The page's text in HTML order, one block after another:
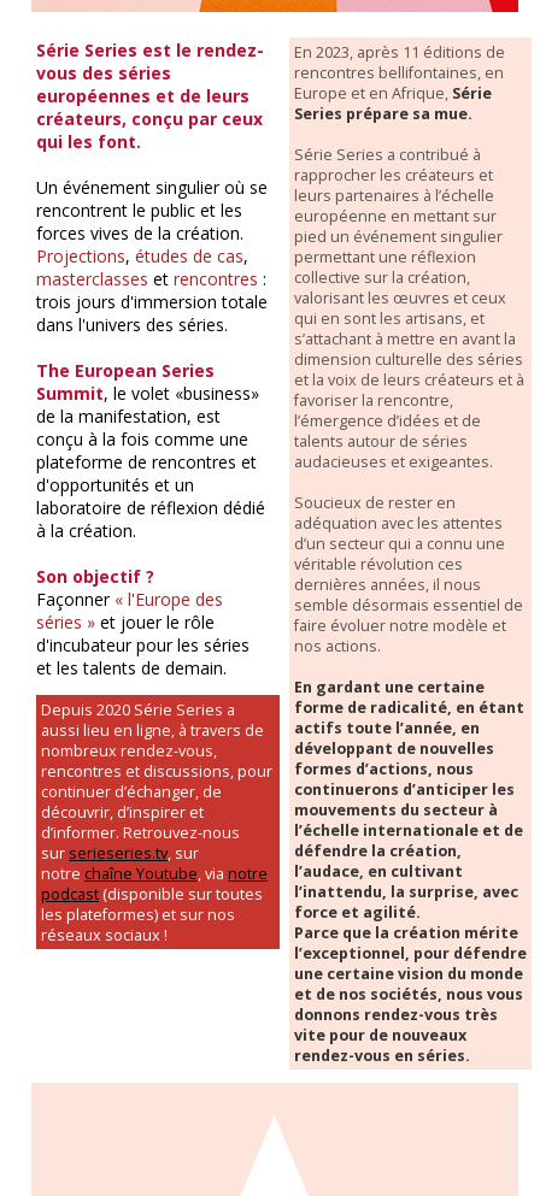
Série Series est le rendez-
vous des séries
européennes et de leurs
créateurs, conçu par ceux
qui les font.
Un événement singulier où se
rencontrent le public et les
forces vives de la création.
Projections,études de cas,
masterclasses etrencontres :
trois jours d'immersion totale
dans l'univers des séries.
The European Series
Summit, le volet «business»
de la manifestation, est
conçu à la fois comme une
plateforme de rencontres et
d'opportunités et un
laboratoire de réflexion dédié
à la création.
Son objectif ?
Façonner « l'Europe des
séries » et jouer le rôle
d'incubateur pour les séries
et les talents de demain.
Depuis 2020 Série Series a
aussi lieu en ligne, à travers de
nombreux rendez-vous,
rencontres et discussions, pour
continuer d’échanger, de
découvrir, d’inspirer et
d’informer. Retrouvez-nous
sur serieseries.tv, sur
notre chaîne Youtube, vianotre
podcast (disponible sur toutes
les plateformes) et sur nos
réseaux sociaux !
En 2023, après 11 éditions de
rencontres bellifontaines, en
Europe et en Afrique, Série
Series prépare sa mue.
Série Series a contribué à
rapprocher les créateurs et
leurs partenaires à l’échelle
européenne en mettant sur
pied un événement singulier
permettant une réflexion
collective sur la création,
valorisant les œuvres et ceux
qui en sont les artisans, et
s’attachant à mettre en avant la
dimension culturelle des séries
et la voix de leurs créateurs et à
favoriser la rencontre,
l’émergence d’idées et de
talents autour de séries
audacieuses et exigeantes.
Soucieux de rester en
adéquation avec les attentes
d’un secteur qui a connu une
véritable révolution ces
dernières années, il nous
semble désormais essentiel de
faire évoluer notre modèle et
nos actions.
En gardant une certaine
forme de radicalité, en étant
actifs toute l’année, en
développant de nouvelles
formes d’actions, nous
continuerons d’anticiper les
mouvements du secteur à
l’échelle internationale et de
défendre la création,
l’audace, en cultivant
l’inattendu, la surprise, avec
force et agilité.
Parce que la création mérite
l’exceptionnel, pour défendre
une certaine vision du monde
et de nos sociétés, nous vous
donnons rendez-vous très
vite pour de nouveaux
rendez-vous en séries.